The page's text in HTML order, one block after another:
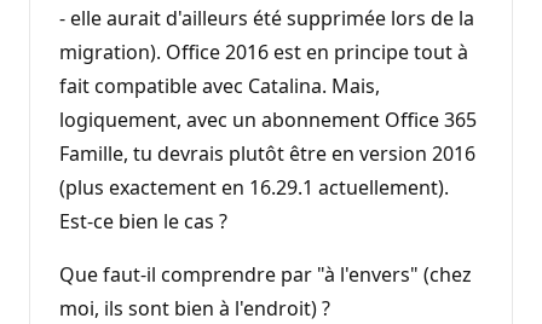
- elle aurait d'ailleurs été supprimée lors de la
migration). Office 2016 est en principe tout à
fait compatible avec Catalina. Mais,
logiquement, avec un abonnement Office 365
Famille, tu devrais plutôt être en version 2016
(plus exactement en 16.29.1 actuellement).
Est-ce bien le cas ?
Que faut-il comprendre par "à l'envers" (chez
moi, ils sont bien à l'endroit) ?